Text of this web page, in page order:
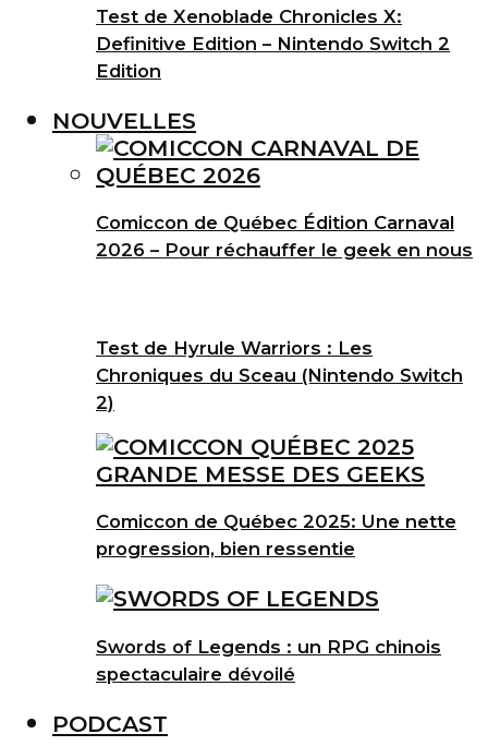
Test de Xenoblade Chronicles X:
Definitive Edition – Nintendo Switch 2
Edition
NOUVELLES
Comiccon de Québec Édition Carnaval
2026 – Pour réchauffer le geek en nous
Test de Hyrule Warriors : Les
Chroniques du Sceau (Nintendo Switch
2)
Comiccon de Québec 2025: Une nette
progression, bien ressentie
Swords of Legends : un RPG chinois
spectaculaire dévoilé
PODCAST